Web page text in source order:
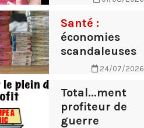
Santé :
économies
scandaleuses
24/07/2026
Total...ment
profiteur de
guerre